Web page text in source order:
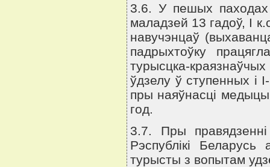
3.6. У пешых паходах
маладзей 13 гадоў, I
навучэнцаў
падрыхтоўку
турысцка-
ўдзелу ў ступенных i
пры наяўнасцi
год.
3.7. Пры
Рэспублiкi Беларусь
турысты з вопытам